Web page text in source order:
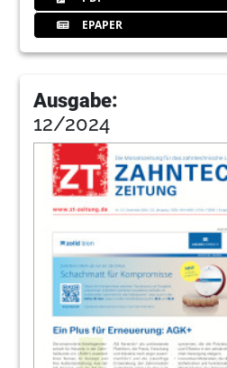
EPAPER
Ausgabe:
12/2024